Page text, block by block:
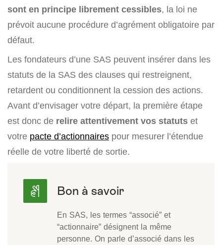
sont en principe librement cessibles, la loi ne
prévoit aucune procédure d’agrément obligatoire par
défaut.
Les fondateurs d’une SAS peuvent insérer dans les
statuts de la SAS des clauses qui restreignent,
retardent ou conditionnent la cession des actions.
Avant d’envisager votre départ, la première étape
est donc de relire attentivement vos statuts et
votre pacte d’actionnaires pour mesurer l’étendue
réelle de votre liberté de sortie.
En SAS, les termes “associé” et
“actionnaire” désignent la même
personne. On parle d’associé dans les